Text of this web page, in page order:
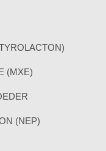
(MXE)
(NEP)